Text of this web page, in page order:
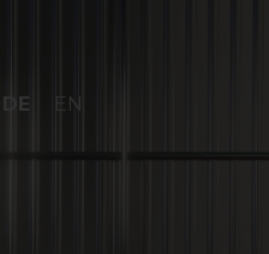
DE EN